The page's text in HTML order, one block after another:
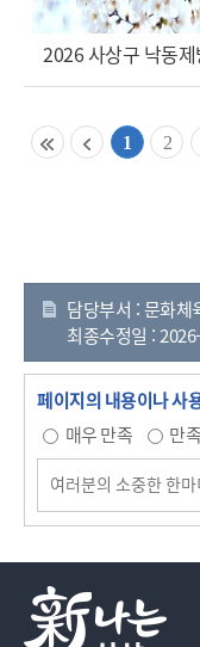
2026 사상구 낙동
1 2
담당부서 : 문화체
최종수정일 :
페이지의 내용이나 사
매우 만족
만족